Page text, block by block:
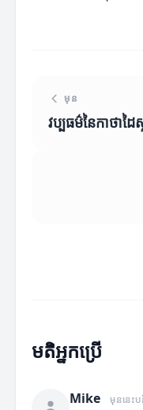
មុន
វប្បធម៌នៃកាថាដៃ
មតិអ្នកប្រើ
Mike មុននេះប